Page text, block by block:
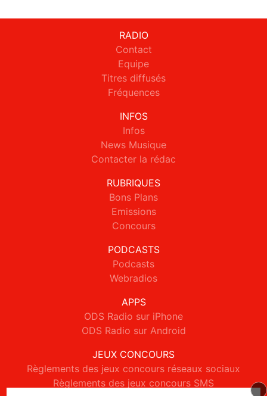
RADIO
Contact
Equipe
Titres diffusés
Fréquences
INFOS
Infos
News Musique
Contacter la rédac
RUBRIQUES
Bons Plans
Emissions
Concours
PODCASTS
Podcasts
Webradios
APPS
ODS Radio sur iPhone
ODS Radio sur Android
JEUX CONCOURS
Règlements des jeux concours réseaux sociaux
Règlements des jeux concours SMS